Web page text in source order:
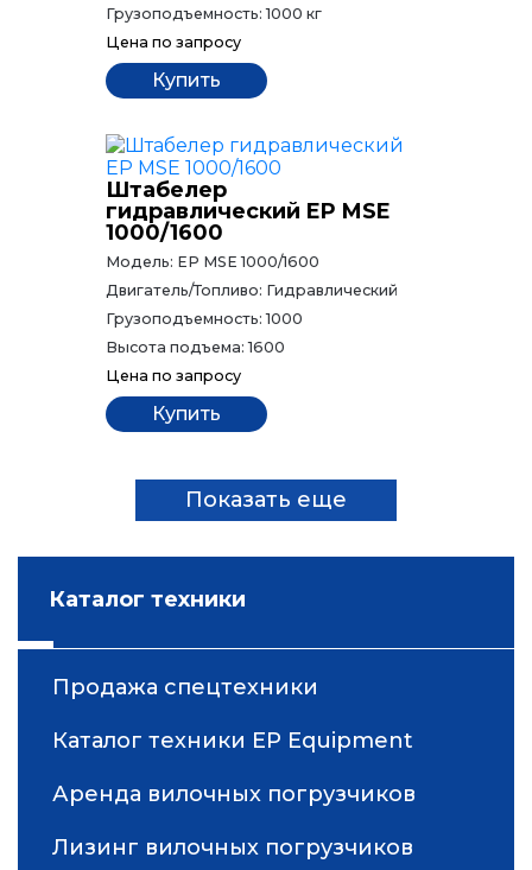
Грузоподъемность: 1000 кг
Цена по запросу
Купить
Штабелер
гидравлический EP MSE
1000/1600
Модель: EP MSE 1000/1600
Двигатель/Топливо: Гидравлический
Грузоподъемность: 1000
Высота подъема: 1600
Цена по запросу
Купить
Показать еще
Каталог техники
Продажа спецтехники
Каталог техники EP Equipment
Аренда вилочных погрузчиков
Лизинг вилочных погрузчиков